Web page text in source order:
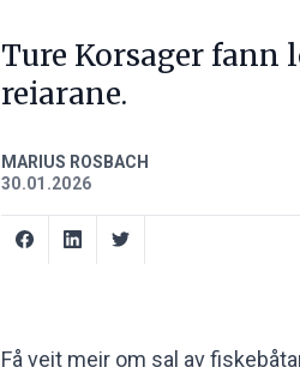
Ture Korsager
reiarane.
MARIUS ROSBACH
30.01.2026
Få veit meir om sal av